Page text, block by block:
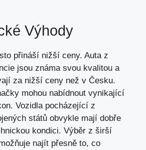
Výhody
přináší nižší ceny. Auta z
jsou známa svou kvalitou a
za nižší ceny než v Česku.
mohou nabídnout vynikající
Vozidla pocházející z
států obvykle mají dobře
kondici. Výběr z širší
najít přesně to, co